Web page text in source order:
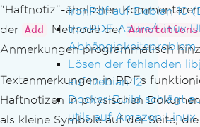
IronPdf auf Debian 10
IronPDF Azure/Linux
Abhängigkeitsproblem
Lösen der fehlenden
auf Debian 12
Docker-Build schlägt
utils auf Amazon Linux
"Haftnotiz"-ähnlichen
der Add -Methode der Annotations
Anmerkungen programmatisch
Textanmerkungen in PDFs
Haftnotizen in physischen
als kleine Symbole auf der Seite,